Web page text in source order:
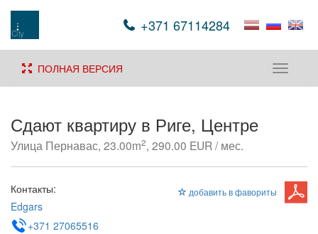
+371 67114284
Toggle
ПОЛНАЯ ВЕРСИЯ
Сдают квартиру в Риге, Центре
Улица Пернавас, 23.00m2, 290.00 EUR / мес.
добавить в фавориты
Контакты:
Edgars
+371 27065516